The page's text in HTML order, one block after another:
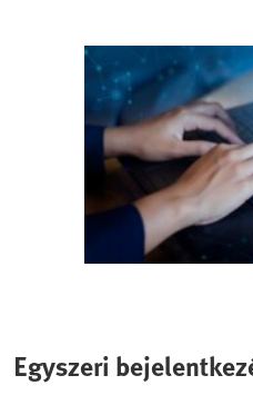
Egyszeri